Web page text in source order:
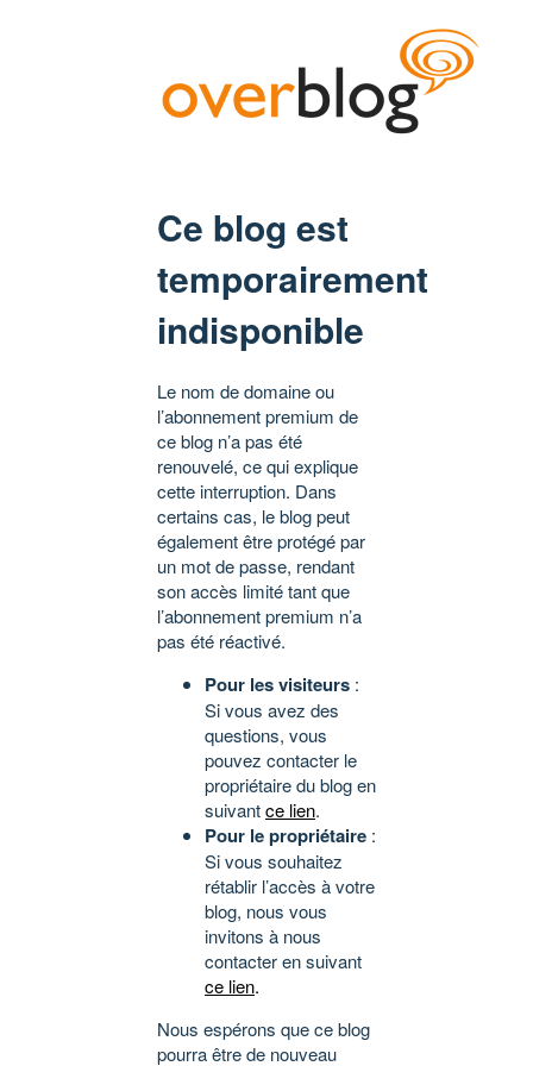
Ce blog est
temporairement
indisponible
Le nom de domaine ou
l’abonnement premium de
ce blog n’a pas été
renouvelé, ce qui explique
cette interruption. Dans
certains cas, le blog peut
également être protégé par
un mot de passe, rendant
son accès limité tant que
l’abonnement premium n’a
pas été réactivé.
Pour les visiteurs :
Si vous avez des
questions, vous
pouvez contacter le
propriétaire du blog en
suivantce lien.
Pour le propriétaire :
Si vous souhaitez
rétablir l’accès à votre
blog, nous vous
invitons à nous
contacter en suivant
ce lien.
Nous espérons que ce blog
pourra être de nouveau